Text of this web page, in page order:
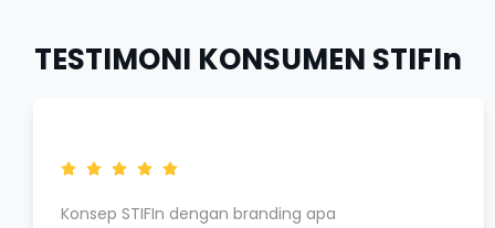
TESTIMONI KONSUMEN STIFIn
Konsep STIFIn dengan branding apa